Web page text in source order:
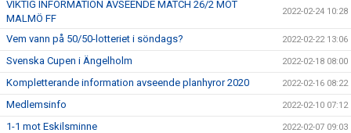
VIKTIG INFORMATION AVSEENDE MATCH 26/2 MOT
MALMÖ FF
2022-02-24 10:28
Vem vann på 50/50-lotteriet i söndags? 2022-02-22 13:06
Svenska Cupen i Ängelholm 2022-02-18 08:00
Kompletterande information avseende planhyror 2020 2022-02-16 08:22
Medlemsinfo 2022-02-10 07:12
1-1 mot Eskilsminne 2022-02-07 09:03